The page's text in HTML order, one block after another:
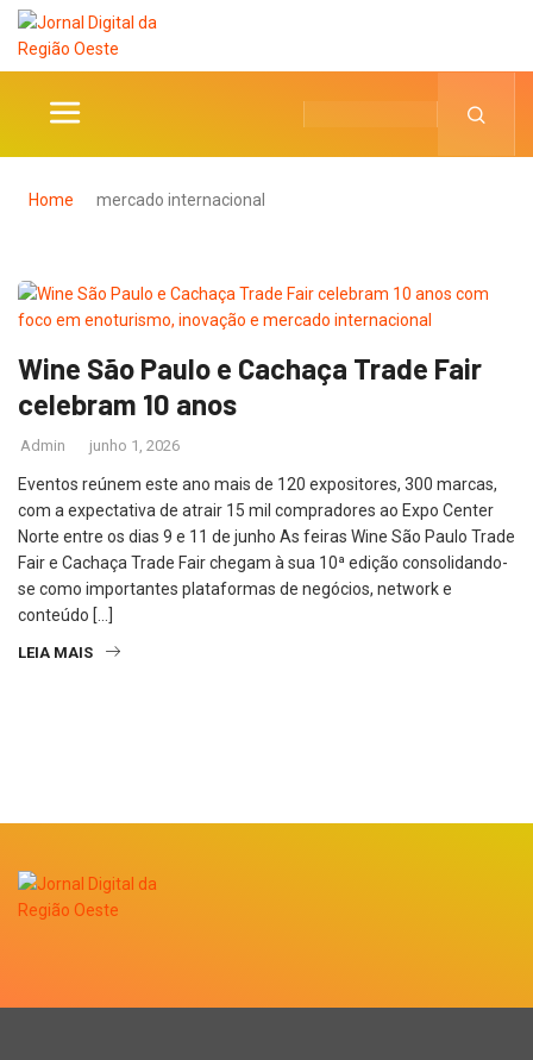
Home mercado internacional
Wine São Paulo e Cachaça Trade Fair
celebram 10 anos
Admin junho 1, 2026
Eventos reúnem este ano mais de 120 expositores, 300 marcas,
com a expectativa de atrair 15 mil compradores ao Expo Center
Norte entre os dias 9 e 11 de junho As feiras Wine São Paulo Trade
Fair e Cachaça Trade Fair chegam à sua 10ª edição consolidando-
se como importantes plataformas de negócios, network e
conteúdo […]
LEIA MAIS